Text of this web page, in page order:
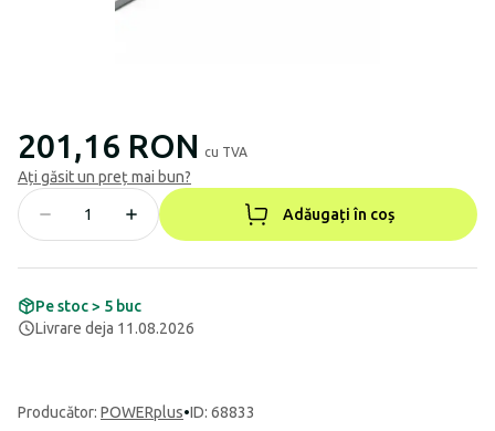
201,16 RON cu TVA
Ați găsit un preț mai bun?
Adăugați în coș
Pe stoc > 5 buc
Livrare deja 11.08.2026
Producător: POWERplus•ID: 68833